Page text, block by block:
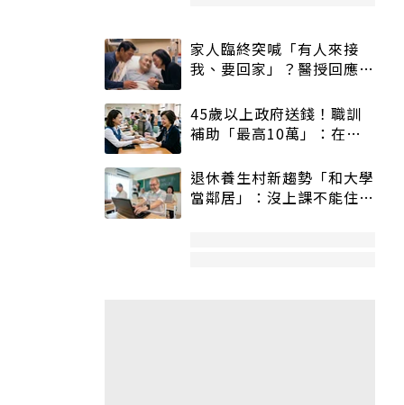
家人臨終突喊「有人來接
我、要回家」？醫授回應方
45歲以上政府送錢！職訓
補助「最高10萬」：在
退休養生村新趨勢「和大學
當鄰居」：沒上課不能住、